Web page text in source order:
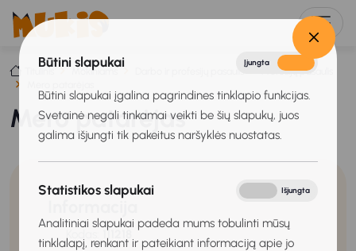
Būtini slapukai Įjungta
Būtini slapukai įgalina pagrindines tinklapio funkcijas.
Svetainė negali tinkamai veikti be šių slapukų, juos
galima išjungti tik pakeitus naršyklės nuostatas.
Statistikos slapukai Išjungta
Analitiniai slapukai padeda mums tobulinti mūsų
tinklalapį, renkant ir pateikiant informaciją apie jo
Titulinis Mokiniams
Profesijų pasaulis
Mero patarėjas
Kodas: 111218